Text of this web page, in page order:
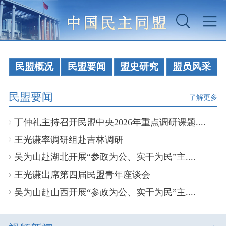
民盟概况 民盟要闻 盟史研究 盟员风采
民盟要闻 了解更多
丁仲礼主持召开民盟中央2026年重点调研课题....
王光谦率调研组赴吉林调研
吴为山赴湖北开展“参政为公、实干为民”主....
王光谦出席第四届民盟青年座谈会
吴为山赴山西开展“参政为公、实干为民”主....